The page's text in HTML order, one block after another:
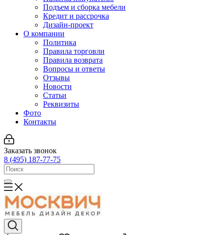
Подъем и сборка мебели
Кредит и рассрочка
Дизайн-проект
О компании
Политика
Правила торговли
Правила возврата
Вопросы и ответы
Отзывы
Новости
Статьи
Реквизиты
Фото
Контакты
Заказать звонок
8 (495) 187-77-75